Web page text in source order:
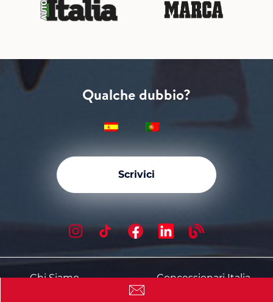
Qualche dubbio?
Scrivici
Chi Siamo
Concessionari Italia